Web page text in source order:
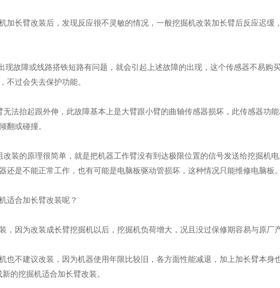
加长臂改装后，发现反应很不灵敏的情况，一般挖掘机改装加长臂后反应迟缓
现故障或线路搭铁短路有问题，就会引起上述故障的出现，这个传感器不易购
不过会失去保护功能。
无法抬起跟外伸，此故障基本上是大臂跟小臂的曲轴传感器损坏，此传感器功
翻或碰撞。
改装的原理很简单，就是把机器工作臂没有到达极限位置的信号发送给挖掘机
还是不能正常工作，也有可能是电脑板驱动管损坏，这种情况只能维修电脑板。
适合加长臂改装呢？
，因为改装成长臂挖掘机以后，挖掘机负荷增大，况且没过保修期容易与原厂
也不建议改装，因为机器使用年限比较旧，各方面性能减退，加上加长臂本身
的挖掘机适合加长臂改装。